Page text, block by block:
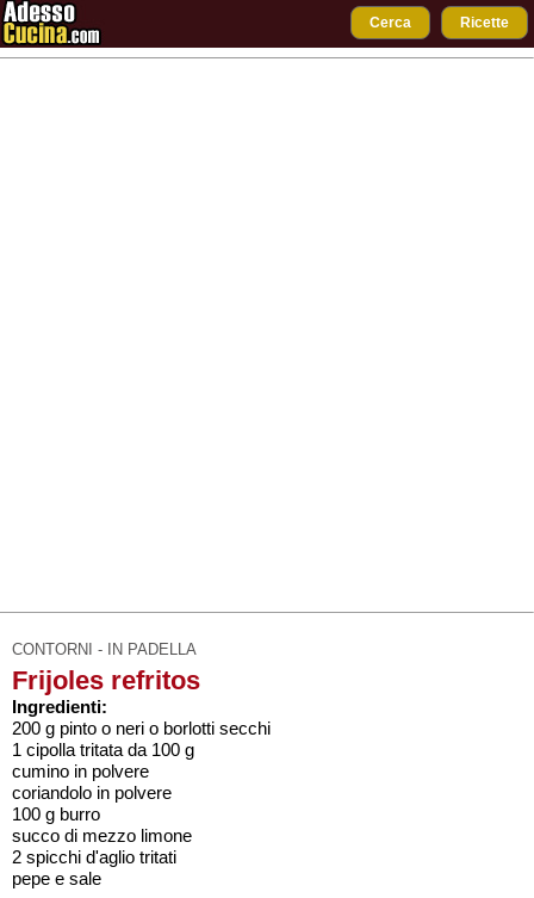
Cerca Ricette
CONTORNI - IN PADELLA
Frijoles refritos
Ingredienti:
200 g pinto o neri o borlotti secchi
1 cipolla tritata da 100 g
cumino in polvere
coriandolo in polvere
100 g burro
succo di mezzo limone
2 spicchi d'aglio tritati
pepe e sale